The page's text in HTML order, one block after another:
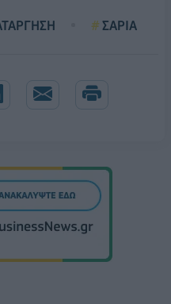
ΣΑΡΙΑ